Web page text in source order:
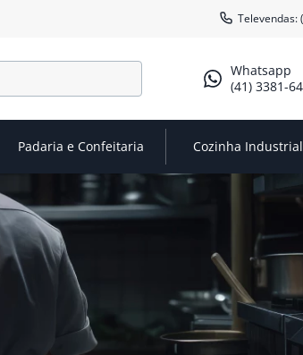
Televendas:
(41) 3381-
Padaria e Confeitaria Cozinha Industrial